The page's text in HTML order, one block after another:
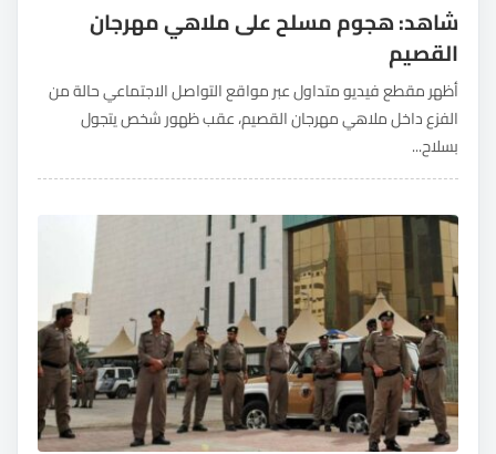
شاهد: هجوم مسلح على ملاهي مهرجان
القصيم
أظهر مقطع فيديو متداول عبر مواقع التواصل الاجتماعي حالة من
الفزع داخل ملاهي مهرجان القصيم، عقب ظهور شخص يتجول
بسلاح...